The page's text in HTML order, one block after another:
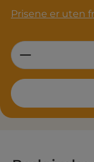
Prisene er uten
Product